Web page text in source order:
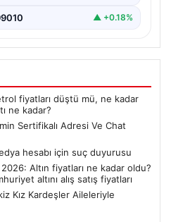
▲ +0.18%
fiyatları düştü mü, ne kadar
ne kadar?
Sertifikalı Adresi Ve Chat
hesabı için suç duyurusu
Altın fiyatları ne kadar oldu?
altını alış satış fiyatları
Kız Kardeşler Aileleriyle